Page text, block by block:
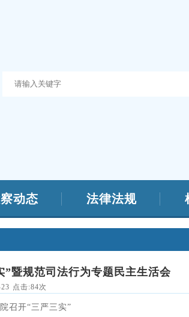
动态 法律法规
暨规范司法行为专题民主生活会
点击:84次
召开“三严三实”